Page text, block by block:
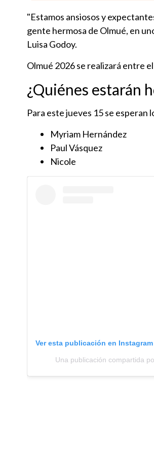
"Estamos ansiosos y
gente hermosa de Olmué, en
Luisa Godoy.
Olmué 2026 se realizará entre el
¿Quiénes estarán
Para este jueves 15 se esperan
Myriam Hernández
Paul Vásquez
Nicole
Ver esta publicación en Instagram
Una publicación compartida